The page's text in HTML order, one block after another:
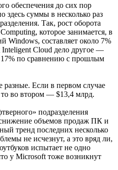
обеспечения до сих пор
здесь суммы в несколько раз
Так, рост оборота
которое занимается, в
Windows, составляет около 7%
Cloud дело другое —
17% по сравнению с прошлым
Если в первом случае
то во втором — $13,4 млрд.
подразделения
объемов продаж ПК и
тренд последних несколько
не исчезнут, а это вряд ли,
испытает не одно
у Microsoft тоже возникнут